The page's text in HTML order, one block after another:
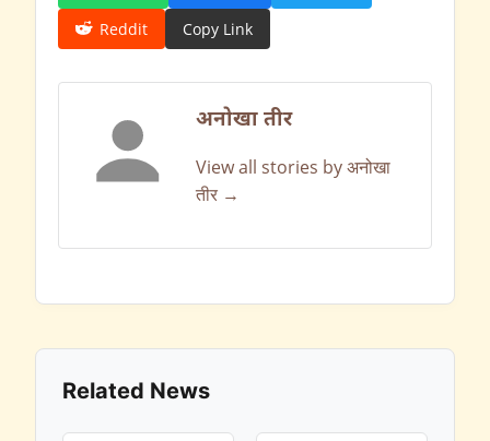
Reddit
Copy Link
अनोखा तीर
View all stories by अनोखा
तीर →
Related News